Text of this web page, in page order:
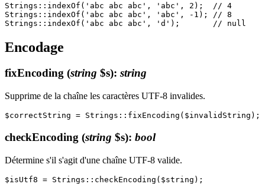
Strings::indexOf('abc abc abc', 'abc', 2);  // 4
Strings::indexOf('abc abc abc', 'abc', -1); // 8
Encodage
fixEncoding (string $s): string
Supprime de la chaîne les caractères UTF-8 invalides.
checkEncoding (string $s): bool
Détermine s'il s'agit d'une chaîne UTF-8 valide.